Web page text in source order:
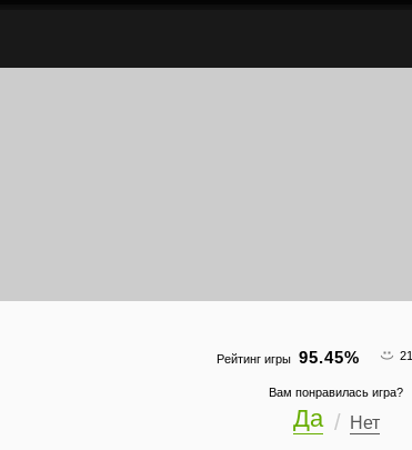
Рейтинг игры 95.45% 21
Вам понравилась игра?
Да Нет